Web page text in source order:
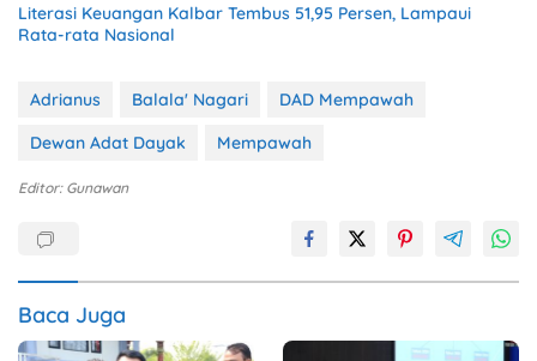
Literasi Keuangan Kalbar Tembus 51,95 Persen, Lampaui
Rata-rata Nasional
Adrianus Balala' Nagari
DAD Mempawah
Dewan Adat Dayak
Mempawah
Editor: Gunawan
Baca Juga